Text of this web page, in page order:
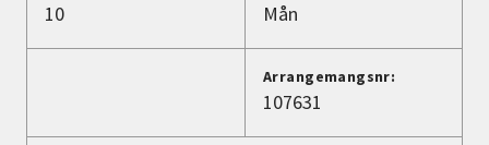
Lyssna
10 Mån
Arrangemangsnr:
107631